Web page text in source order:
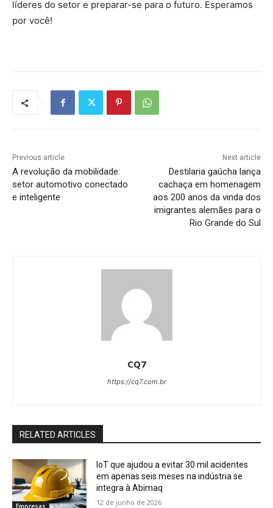
líderes do setor e preparar-se para o futuro. Esperamos
por você!
Previous article
A revolução da mobilidade:
setor automotivo conectado
e inteligente
Next article
Destilaria gaúcha lança
cachaça em homenagem
aos 200 anos da vinda dos
imigrantes alemães para o
Rio Grande do Sul
CQ7
https://cq7.com.br
RELATED ARTICLES
Empresas
IoT que ajudou a evitar 30 mil acidentes
em apenas seis meses na indústria se
integra à Abimaq
12 de junho de 2026